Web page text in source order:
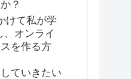
？
けて私が学
、オンライ
を作る方
ていきたい